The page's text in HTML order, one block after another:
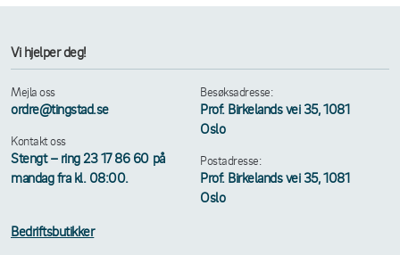
Vi hjelper deg!
Mejla oss
ordre@tingstad.se
Kontakt oss
Stengt – ring 23 17 86 60 på
mandag fra kl. 08:00.
Besøksadresse:
Prof. Birkelands vei 35, 1081
Oslo
Postadresse:
Prof. Birkelands vei 35, 1081
Oslo
Bedriftsbutikker